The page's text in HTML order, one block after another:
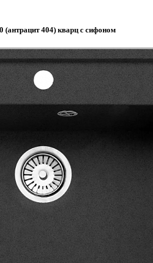
(антрацит 404) кварц с сифоном